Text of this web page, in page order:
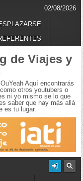
02/08/2026
de Viajes y
Aquí encontrarás
otros youtubers o
ni yo mismo se lo que
saber que hay más allá
es tu lugar.